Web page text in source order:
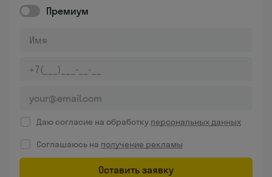
Премиум
Даю согласие на обработку персональных данных
Соглашаюсь на получение рекламы
Оставить заявку